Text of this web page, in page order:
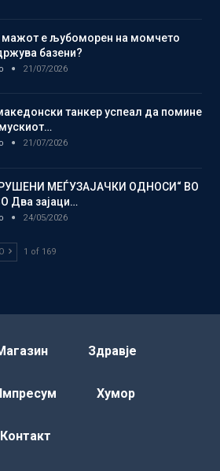
е љубоморен на момчето
базени?
21/07/2026
танкер успеал да помине
21/07/2026
МЕЃУЗАЈАЧКИ ОДНОСИ“ ВО
Два зајаци…
24/05/2026
1 of 169
Здравје
Хумор
Контакт